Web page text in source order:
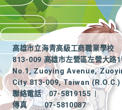
高雄市立海青高級工商職業學校
813-009 高雄市左營區左營大路
No.1, Zuoying Avenue,
City 813-009, Taiwan (R.O.C.)
聯絡電話
07-5819155
|
傳真
07-5810087